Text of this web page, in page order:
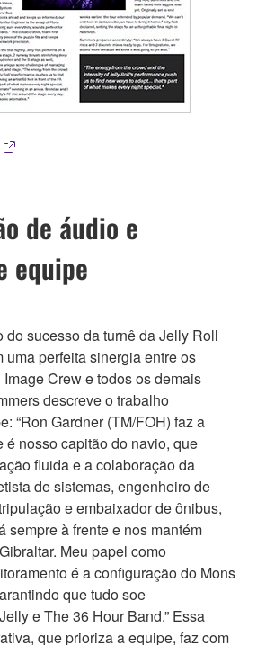
de áudio e
equipe
do sucesso da turnê da Jelly Roll
uma perfeita sinergia entre os
Crew e todos os demais
descreve o trabalho
“Ron Gardner (TM/FOH) faz a
é nosso capitão do navio, que
fluida e a colaboração da
de sistemas, engenheiro de
e embaixador de ônibus,
sempre à frente e nos mantém
Meu papel como
é a configuração do Mons
que tudo soe
e The 36 Hour Band.” Essa
que prioriza a equipe, faz com